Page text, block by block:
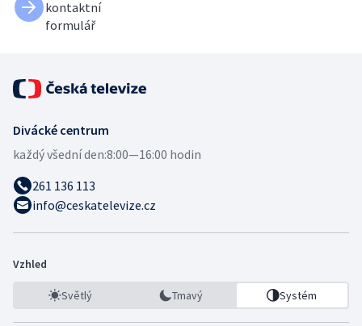
kontaktní
formulář
Divácké centrum
každý všední den:8:00—16:00 hodin
261 136 113
info@ceskatelevize.cz
Vzhled
Světlý Tmavý Systém